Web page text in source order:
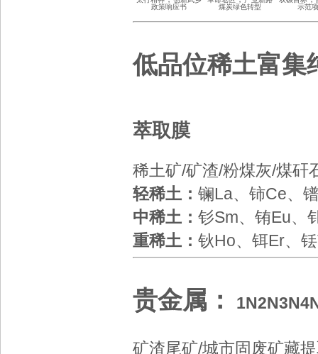
政策响应书
煤炭绿色转型
示范
低品位稀土富集
萃取膜
稀土矿/矿渣/粉煤灰/煤
轻稀土： 镧La、铈Ce、
中稀土： 钐Sm、铕Eu、
重稀土： 钬Ho、铒Er、
贵金属： 1N2N3N
矿渣尾矿/城市固废矿藏